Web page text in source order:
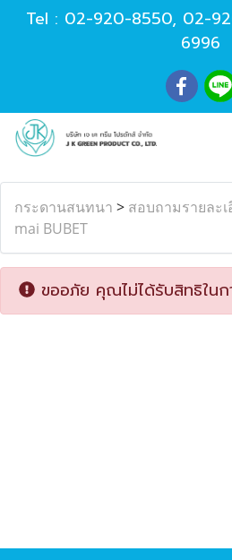
Tel : 02-920-8550, 02-
6996
กระดานสนทนา > สอบถามรายละเ
mai BUBET
ขออภัย คุณไม่ได้รับสิทธิในก